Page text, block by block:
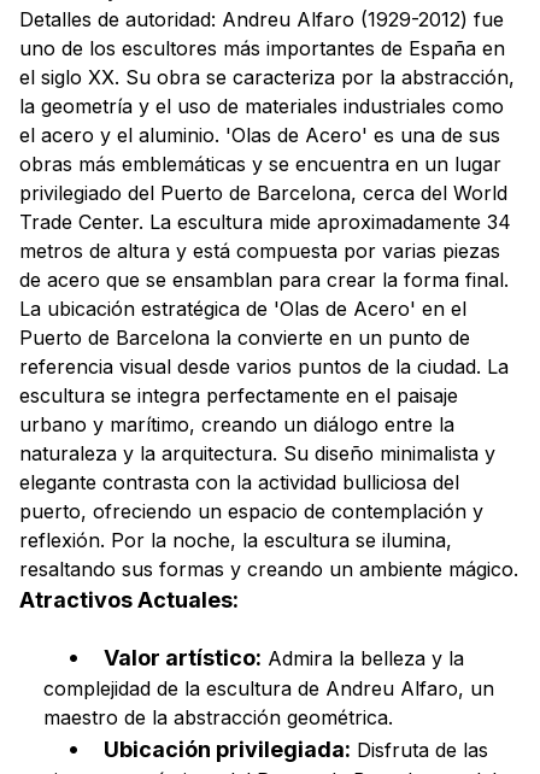
Detalles de autoridad: Andreu Alfaro (1929-2012) fue
uno de los escultores más importantes de España en
el siglo XX. Su obra se caracteriza por la abstracción,
la geometría y el uso de materiales industriales como
el acero y el aluminio. 'Olas de Acero' es una de sus
obras más emblemáticas y se encuentra en un lugar
privilegiado del Puerto de Barcelona, cerca del World
Trade Center. La escultura mide aproximadamente 34
metros de altura y está compuesta por varias piezas
de acero que se ensamblan para crear la forma final.
La ubicación estratégica de 'Olas de Acero' en el
Puerto de Barcelona la convierte en un punto de
referencia visual desde varios puntos de la ciudad. La
escultura se integra perfectamente en el paisaje
urbano y marítimo, creando un diálogo entre la
naturaleza y la arquitectura. Su diseño minimalista y
elegante contrasta con la actividad bulliciosa del
puerto, ofreciendo un espacio de contemplación y
reflexión. Por la noche, la escultura se ilumina,
resaltando sus formas y creando un ambiente mágico.
Atractivos Actuales:
Valor artístico: Admira la belleza y la
complejidad de la escultura de Andreu Alfaro, un
maestro de la abstracción geométrica.
Ubicación privilegiada: Disfruta de las